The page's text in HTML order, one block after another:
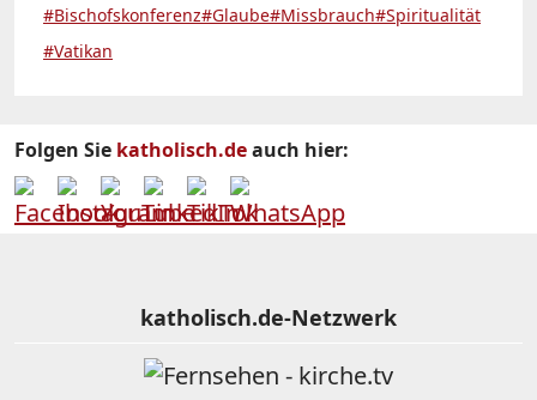
#Bischofskonferenz#Glaube#Missbrauch#Spiritualität
#Vatikan
Folgen Sie katholisch.deauch hier:
katholisch.de-Netzwerk